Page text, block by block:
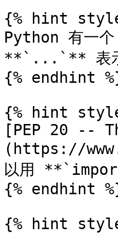
{% hint
Python 有一
**`...`** 表示
{% endhint
{% hint
[PEP 20 --
(https://
以用
{% endhint
{% hint